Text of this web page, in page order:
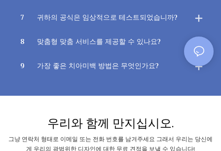
7 귀하의 공식은 임상적으로 테스트되었습니까?
8 맞춤형 맞춤 서비스를 제공할 수 있나요?
9 가장 좋은 치아미백 방법은 무엇인가요?
우리와 함께 만지십시오.
그냥 연락처 형태로 이메일 또는 전화 번호를 남겨주세요 그래서 우리는 당신에
게 우리의 광범위한 디자인에 대한 무료 견적을 보낼 수 있습니다!